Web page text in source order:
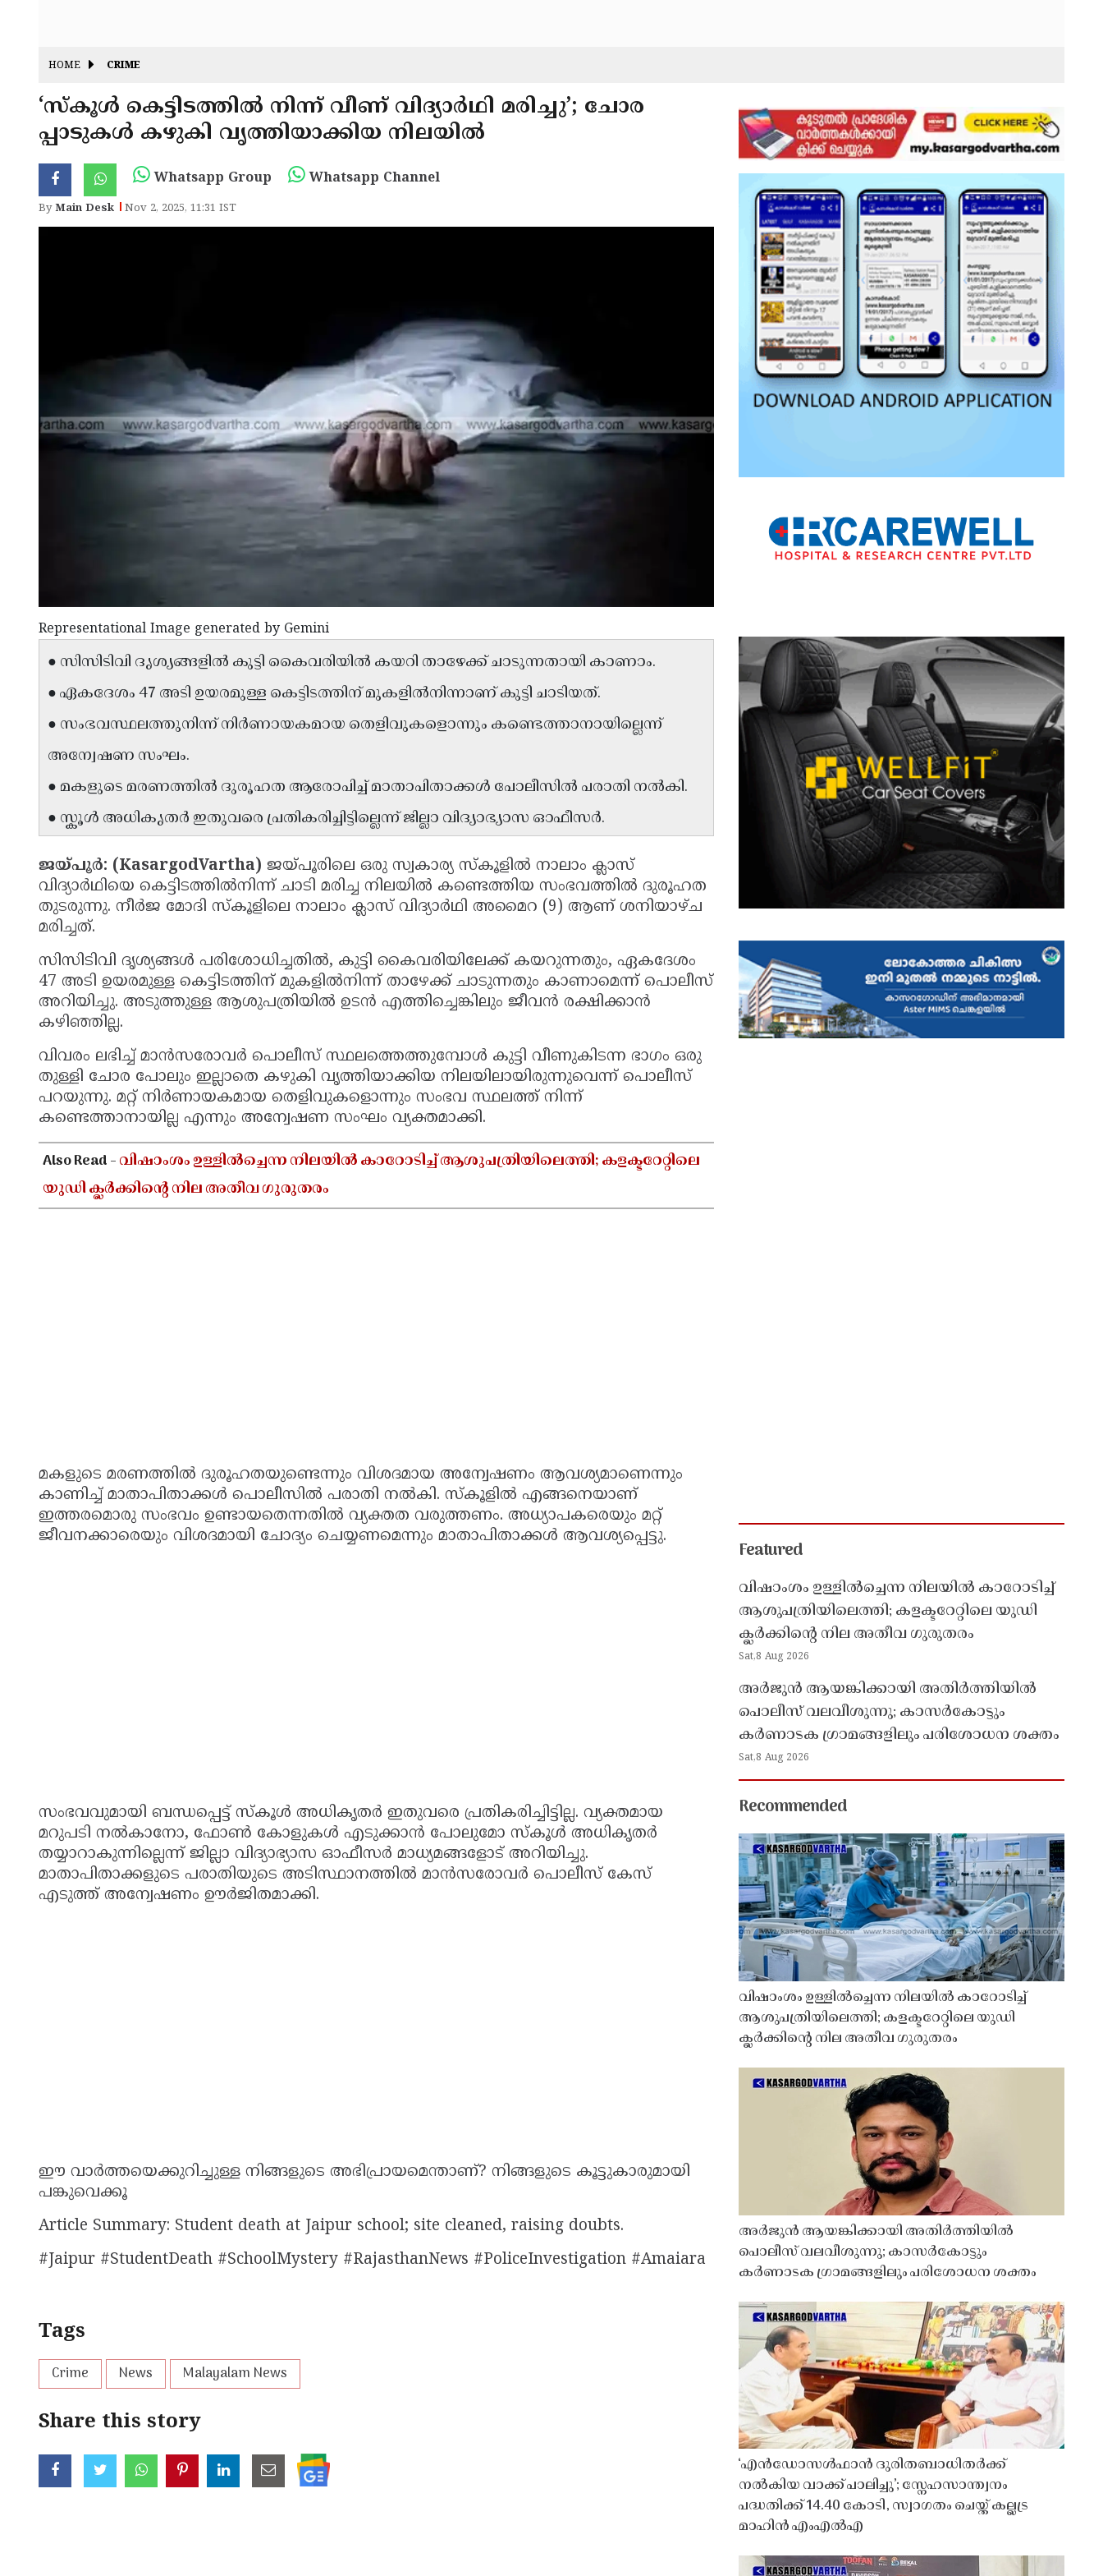
HOME CRIME
‘സ്കൂൾ കെട്ടിടത്തിൽ നിന്ന് വീണ് വിദ്യാർഥി മരിച്ചു’; ചോര
പ്പാടുകൾ കഴുകി വൃത്തിയാക്കിയ നിലയിൽ
Whatsapp Group Whatsapp Channel
ByMain Desk Nov 2, 2025, 11:31 IST
Representational Image generated by Gemini
● സിസിടിവി ദൃശ്യങ്ങളിൽ കുട്ടി കൈവരിയിൽ കയറി താഴേക്ക് ചാടുന്നതായി കാണാം.
● ഏകദേശം 47 അടി ഉയരമുള്ള കെട്ടിടത്തിന് മുകളിൽനിന്നാണ് കുട്ടി ചാടിയത്.
● സംഭവസ്ഥലത്തുനിന്ന് നിർണായകമായ തെളിവുകളൊന്നും കണ്ടെത്താനായില്ലെന്ന്
അന്വേഷണ സംഘം.
● മകളുടെ മരണത്തിൽ ദുരൂഹത ആരോപിച്ച് മാതാപിതാക്കൾ പോലീസിൽ പരാതി നൽകി.
● സ്കൂൾ അധികൃതർ ഇതുവരെ പ്രതികരിച്ചിട്ടില്ലെന്ന് ജില്ലാ വിദ്യാഭ്യാസ ഓഫീസർ.
ജയ്‌പൂർ: (KasargodVartha) ജയ്‌പൂരിലെ ഒരു സ്വകാര്യ സ്കൂളിൽ നാലാം ക്ലാസ്
വിദ്യാർഥിയെ കെട്ടിടത്തിൽനിന്ന് ചാടി മരിച്ച നിലയിൽ കണ്ടെത്തിയ സംഭവത്തിൽ ദുരൂഹത
തുടരുന്നു. നീർജ മോദി സ്കൂളിലെ നാലാം ക്ലാസ് വിദ്യാർഥി അമൈറ (9) ആണ് ശനിയാഴ്ച
മരിച്ചത്.
സിസിടിവി ദൃശ്യങ്ങൾ പരിശോധിച്ചതിൽ, കുട്ടി കൈവരിയിലേക്ക് കയറുന്നതും, ഏകദേശം
47 അടി ഉയരമുള്ള കെട്ടിടത്തിന് മുകളിൽനിന്ന് താഴേക്ക് ചാടുന്നതും കാണാമെന്ന് പൊലീസ്
അറിയിച്ചു. അടുത്തുള്ള ആശുപത്രിയിൽ ഉടൻ എത്തിച്ചെങ്കിലും ജീവൻ രക്ഷിക്കാൻ
കഴിഞ്ഞില്ല.
വിവരം ലഭിച്ച് മാൻസരോവർ പൊലീസ് സ്ഥലത്തെത്തുമ്പോൾ കുട്ടി വീണുകിടന്ന ഭാഗം ഒരു
തുള്ളി ചോര പോലും ഇല്ലാതെ കഴുകി വൃത്തിയാക്കിയ നിലയിലായിരുന്നുവെന്ന് പൊലീസ്
പറയുന്നു. മറ്റ് നിർണായകമായ തെളിവുകളൊന്നും സംഭവ സ്ഥലത്ത് നിന്ന്
കണ്ടെത്താനായില്ല എന്നും അന്വേഷണ സംഘം വ്യക്തമാക്കി.
Also Read -വിഷാംശം ഉള്ളിൽച്ചെന്ന നിലയിൽ കാറോടിച്ച് ആശുപത്രിയിലെത്തി; കളക്ടറേറ്റിലെ
യുഡി ക്ലർക്കിൻ്റെ നില അതീവ ഗുരുതരം
മകളുടെ മരണത്തിൽ ദുരൂഹതയുണ്ടെന്നും വിശദമായ അന്വേഷണം ആവശ്യമാണെന്നും
കാണിച്ച് മാതാപിതാക്കൾ പൊലീസിൽ പരാതി നൽകി. സ്കൂളിൽ എങ്ങനെയാണ്
ഇത്തരമൊരു സംഭവം ഉണ്ടായതെന്നതിൽ വ്യക്തത വരുത്തണം. അധ്യാപകരെയും മറ്റ്
ജീവനക്കാരെയും വിശദമായി ചോദ്യം ചെയ്യണമെന്നും മാതാപിതാക്കൾ ആവശ്യപ്പെട്ടു.
സംഭവവുമായി ബന്ധപ്പെട്ട് സ്കൂൾ അധികൃതർ ഇതുവരെ പ്രതികരിച്ചിട്ടില്ല. വ്യക്തമായ
മറുപടി നൽകാനോ, ഫോൺ കോളുകൾ എടുക്കാൻ പോലുമോ സ്കൂൾ അധികൃതർ
തയ്യാറാകുന്നില്ലെന്ന് ജില്ലാ വിദ്യാഭ്യാസ ഓഫീസർ മാധ്യമങ്ങളോട് അറിയിച്ചു.
മാതാപിതാക്കളുടെ പരാതിയുടെ അടിസ്ഥാനത്തിൽ മാൻസരോവർ പൊലീസ് കേസ്
എടുത്ത് അന്വേഷണം ഊർജിതമാക്കി.
ഈ വാർത്തയെക്കുറിച്ചുള്ള നിങ്ങളുടെ അഭിപ്രായമെന്താണ്? നിങ്ങളുടെ കൂട്ടുകാരുമായി
പങ്കുവെക്കൂ
Article Summary: Student death at Jaipur school; site cleaned, raising doubts.
#Jaipur #StudentDeath #SchoolMystery #RajasthanNews #PoliceInvestigation #Amaiara
Tags
Crime News Malayalam News
Share this story
Featured
വിഷാംശം ഉള്ളിൽച്ചെന്ന നിലയിൽ കാറോടിച്ച്
ആശുപത്രിയിലെത്തി; കളക്ടറേറ്റിലെ യുഡി
ക്ലർക്കിൻ്റെ നില അതീവ ഗുരുതരം
Sat,8 Aug 2026
അർജുൻ ആയങ്കിക്കായി അതിർത്തിയിൽ
പൊലീസ് വലവീശുന്നു; കാസർകോട്ടും
കർണാടക ഗ്രാമങ്ങളിലും പരിശോധന ശക്തം
Sat,8 Aug 2026
Recommended
വിഷാംശം ഉള്ളിൽച്ചെന്ന നിലയിൽ കാറോടിച്ച്
ആശുപത്രിയിലെത്തി; കളക്ടറേറ്റിലെ യുഡി
ക്ലർക്കിൻ്റെ നില അതീവ ഗുരുതരം
അർജുൻ ആയങ്കിക്കായി അതിർത്തിയിൽ
പൊലീസ് വലവീശുന്നു; കാസർകോട്ടും
കർണാടക ഗ്രാമങ്ങളിലും പരിശോധന ശക്തം
‘എൻഡോസൾഫാൻ ദുരിതബാധിതർക്ക്
നൽകിയ വാക്ക് പാലിച്ചു’; സ്നേഹസാന്ത്വനം
പദ്ധതിക്ക് 14.40 കോടി, സ്വാഗതം ചെയ്ത് കല്ലട്ര
മാഹിൻ എംഎൽഎ